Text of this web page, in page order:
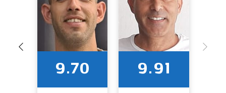
9.91
9.70